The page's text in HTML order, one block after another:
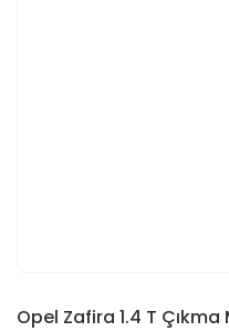
Opel Zafira 1.4 T Çıkma